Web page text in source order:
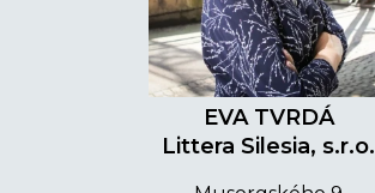
EVA TVRDÁ
Littera Silesia, s.r.o.